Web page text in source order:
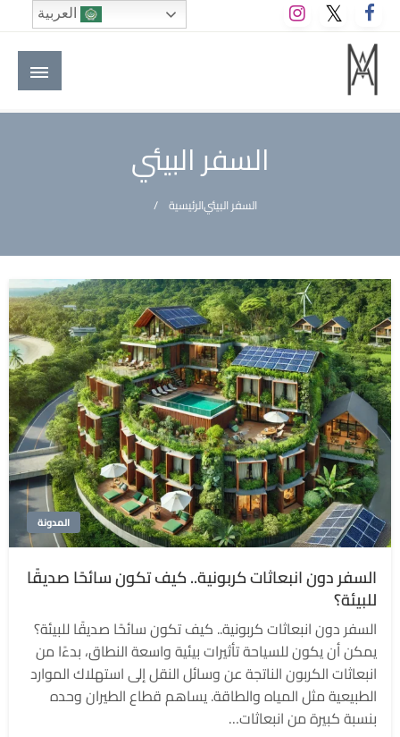
التخطي
إلى
المحتوى
M A hotels | إم ايه هوتيلز
الموقع الأول للعاملين في الفنادق في العالم العربي
السفر البيئي
الرئيسيةالسفر البيئي
المدونة
السفر دون انبعاثات كربونية.. كيف تكون سائحًا صديقًا
للبيئة؟
السفر دون انبعاثات كربونية.. كيف تكون سائحًا صديقًا للبيئة؟
يمكن أن يكون للسياحة تأثيرات بيئية واسعة النطاق، بدءًا من
انبعاثات الكربون الناتجة عن وسائل النقل إلى استهلاك الموارد
الطبيعية مثل المياه والطاقة. يساهم قطاع الطيران وحده
بنسبة كبيرة من انبعاثات…
العربية